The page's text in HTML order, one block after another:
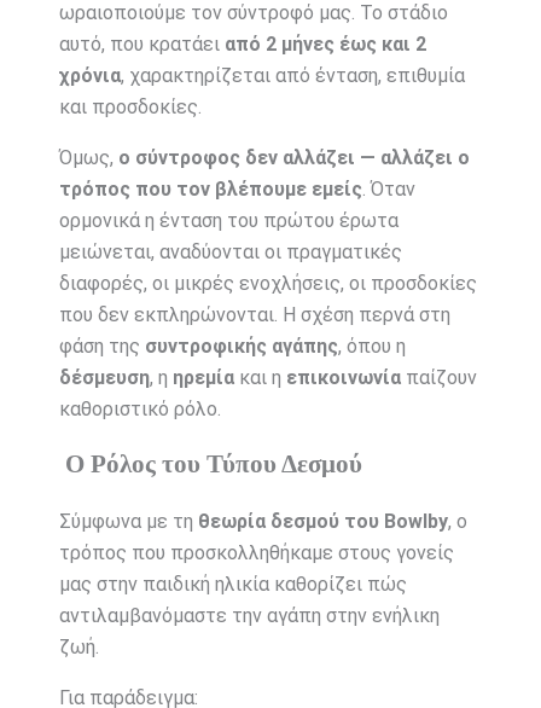
ωραιοποιούμε τον σύντροφό μας. Το στάδιο
αυτό, που κρατάει από 2 μήνες έως και 2
χρόνια, χαρακτηρίζεται από ένταση, επιθυμία
και προσδοκίες.
Όμως, ο σύντροφος δεν αλλάζει — αλλάζει ο
τρόπος που τον βλέπουμε εμείς. Όταν
ορμονικά η ένταση του πρώτου έρωτα
μειώνεται, αναδύονται οι πραγματικές
διαφορές, οι μικρές ενοχλήσεις, οι προσδοκίες
που δεν εκπληρώνονται. Η σχέση περνά στη
φάση της συντροφικής αγάπης, όπου η
δέσμευση, η ηρεμίακαι η επικοινωνίαπαίζουν
καθοριστικό ρόλο.
Ο Ρόλος του Τύπου Δεσμού
Σύμφωνα με τη θεωρία δεσμού του Bowlby, ο
τρόπος που προσκολληθήκαμε στους γονείς
μας στην παιδική ηλικία καθορίζει πώς
αντιλαμβανόμαστε την αγάπη στην ενήλικη
ζωή.
Για παράδειγμα: